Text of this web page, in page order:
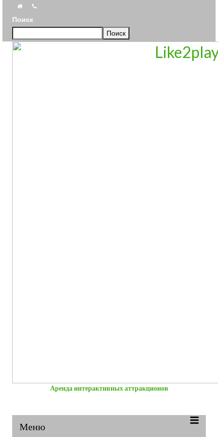
Поиск
Поиск
Аренда интерактивных аттракционов
Меню